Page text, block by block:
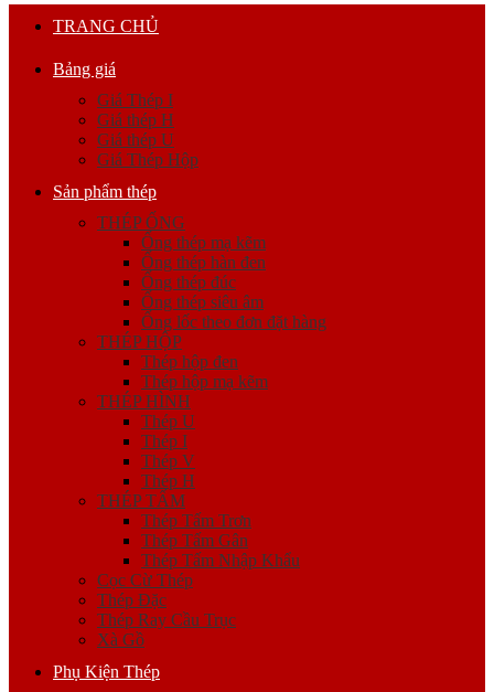
TRANG CHỦ
Bảng giá
Giá Thép I
Giá thép H
Giá thép U
Giá Thép Hộp
Sản phẩm thép
THÉP ỐNG
Ống thép mạ kẽm
Ống thép hàn đen
Ống thép đúc
Ống thép siêu âm
Ống lốc theo đơn đặt hàng
THÉP HỘP
Thép hộp đen
Thép hộp mạ kẽm
THÉP HÌNH
Thép U
Thép I
Thép V
Thép H
THÉP TẤM
Thép Tấm Trơn
Thép Tấm Gân
Thép Tấm Nhập Khẩu
Cọc Cừ Thép
Thép Đặc
Thép Ray Cầu Trục
Xà Gồ
Phụ Kiện Thép